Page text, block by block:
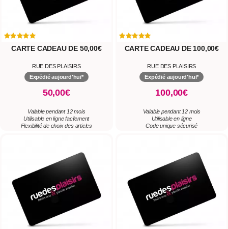
CARTE CADEAU DE 50,00€
RUE DES PLAISIRS
Expédié aujourd'hui*
50,00€
Valable pendant 12 mois
Utilisable en ligne facilement
Flexibilité de choix des articles
CARTE CADEAU DE 100,00€
RUE DES PLAISIRS
Expédié aujourd'hui*
100,00€
Valable pendant 12 mois
Utilisable en ligne
Code unique sécurisé